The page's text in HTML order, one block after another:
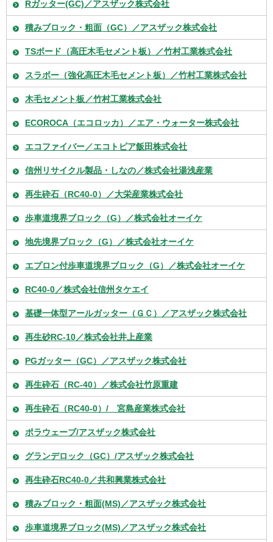
Rガッター(GC)／アスザック株式会社
積みブロック・粗面（GC）／アスザック株式会社
TSボード（高圧木毛セメント板）／竹村工業株式会社
スラボー（強化高圧木毛セメント板）／竹村工業株式会社
木毛セメント板／竹村工業株式会社
ECOROCA（エコロッカ）／エア・ウォーター株式会社
エコファイバー／エコトピア飯田株式会社
信州リサイクル製品・しなの／株式会社湯浅産業
再生砕石（RC40-0）／大栄産業株式会社
歩車道境界ブロック（G）／株式会社オーイケ
地先境界ブロック（G）／株式会社オーイケ
エプロン付歩車道境界ブロック（G）／株式会社オーイケ
RC40-0／株式会社信州タケエイ
基礎一体型アールガッター（ＧＣ）／アスザック株式会社
再生砂RC-10／株式会社井上産業
PGガッター（GC）／アスザック株式会社
再生砕石（RC-40）／株式会社竹原重建
再生砕石（RC40-0）/ 宮島産業株式会社
ポラウェーブ/アスザック株式会社
グランデロック（GC）/アスザック株式会社
再生砕石RC40-0／共和興業株式会社
積みブロック・粗面(MS)／アスザック株式会社
歩車道境界ブロック(MS)／アスザック株式会社